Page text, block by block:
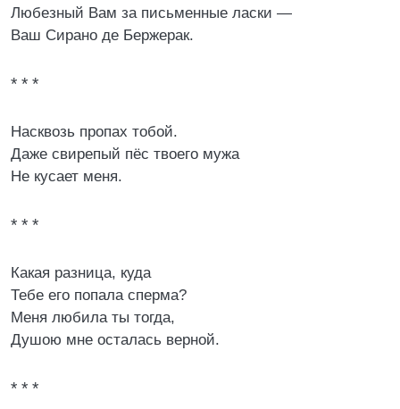
Любезный Вам за письменные ласки —
Ваш Сирано де Бержерак.
* * *
Насквозь пропах тобой.
Даже свирепый пёс твоего мужа
Не кусает меня.
* * *
Какая разница, куда
Тебе его попала сперма?
Меня любила ты тогда,
Душою мне осталась верной.
* * *